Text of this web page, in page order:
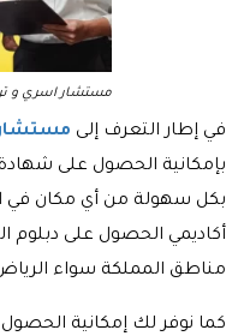
مستشار اسري و
في إطار التعرف إلى
بإمكانية الحصول على شهادة
بكل سهولة من أي مكان في
أكاديمي الحصول على دبلوم
مناطق المملكة سواء
كما نوفر لك إمكانية